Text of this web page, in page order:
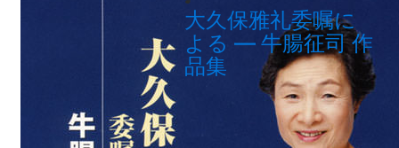
大久保雅礼委嘱に
よる — 牛腸征司 作
品集